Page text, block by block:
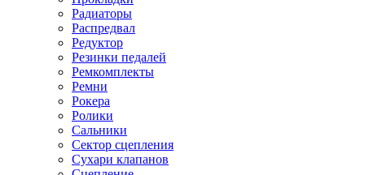
Радиаторы
Распредвал
Редуктор
Резинки педалей
Ремкомплекты
Ремни
Рокера
Ролики
Сальники
Сектор сцепления
Сухари клапанов